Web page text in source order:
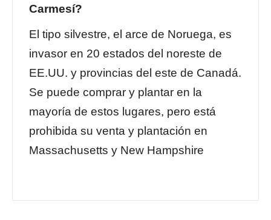
Carmesí?
El tipo silvestre, el arce de Noruega, es
invasor en 20 estados del noreste de
EE.UU. y provincias del este de Canadá.
Se puede comprar y plantar en la
mayoría de estos lugares, pero está
prohibida su venta y plantación en
Massachusetts y New Hampshire